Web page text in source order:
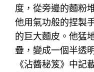
度，從旁邊的麵粉
他用氣功般的捏製
的巨大麵皮。他猛
疊，變成一個半透
《沾醬秘笈》中記